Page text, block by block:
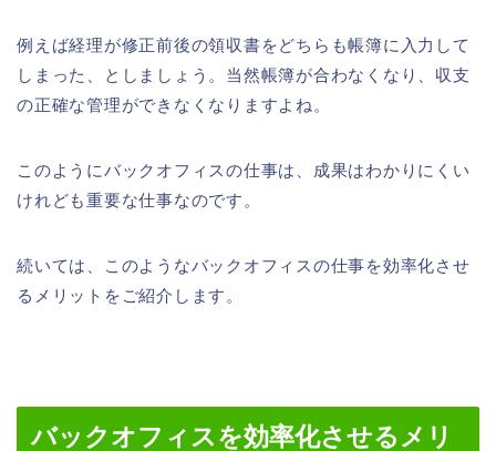
例えば経理が修正前後の領収書をどちらも帳簿に入力して
しまった、としましょう。当然帳簿が合わなくなり、収支
の正確な管理ができなくなりますよね。
このようにバックオフィスの仕事は、成果はわかりにくい
けれども重要な仕事なのです。
続いては、このようなバックオフィスの仕事を効率化させ
るメリットをご紹介します。
バックオフィスを効率化させるメリ